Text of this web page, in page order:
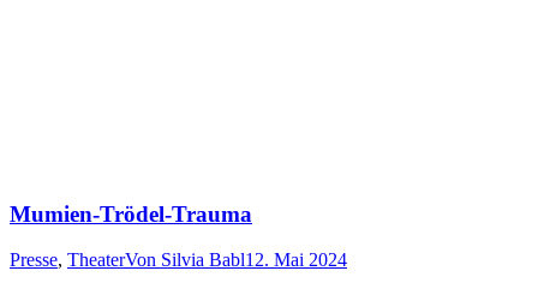
Mumien-Trödel-Trauma
Presse, TheaterVon Silvia Babl12. Mai 2024